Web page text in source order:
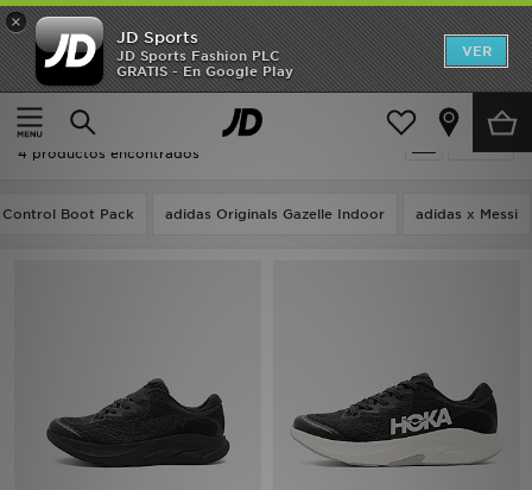
×
JD Sports
JD Sports Fashion PLC
GRATIS - En Google Play
VER
Página principal
Niños
Niños - HOKA Rincon 4
4 productos encontrados
Boot Pack adidas Originals Gazelle Indoor adidas x Messi
Hombre
Mujer
Niños
JD Fútbol